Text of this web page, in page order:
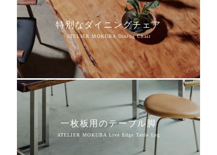
特別なダイニングチェア
一枚板用のテーブル脚